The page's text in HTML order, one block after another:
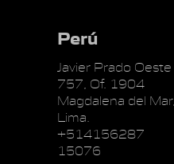
Perú
Javier Prado Oeste
757, Of. 1904
Magdalena del Mar,
Lima.
+514156287
15076